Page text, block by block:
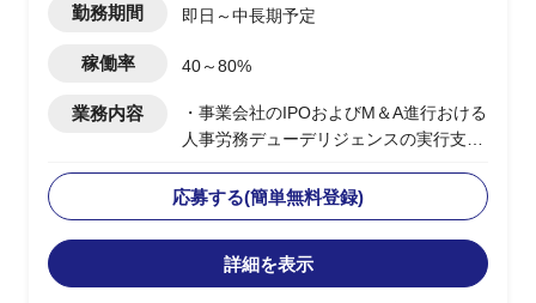
勤務期間 即日～中長期予定
稼働率 40～80%
業務内容
・事業会社のIPOおよびM＆A進行おける
人事労務デューデリジェンスの実行支援
スクの管理
・定性的、定量的観点からの課題洗い出
しと対策の実行支援
応募する(簡単無料登録)
詳細を表示